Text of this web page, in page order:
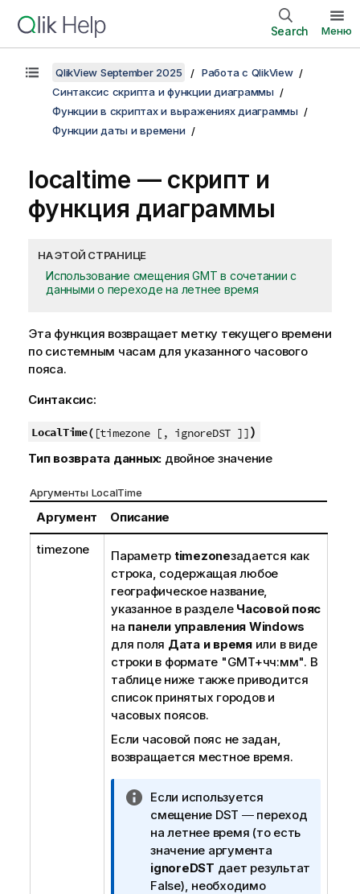
Search Меню
QlikView September 2025
Работа с QlikView
Синтаксис скрипта и функции диаграммы
Функции в скриптах и выражениях диаграммы
Функции даты и времени
localtime — скрипт и
функция диаграммы
НА ЭТОЙ СТРАНИЦЕ
Использование смещения GMT в сочетании с
данными о переходе на летнее время
Эта функция возвращает метку текущего времени
по системным часам для указанного часового
пояса.
Синтаксис:
LocalTime( [timezone [, ignoreDST ]])
Тип возврата данных: двойное значение
Аргументы LocalTime
Аргумент Описание
timezone Параметр timezoneзадается как
строка, содержащая любое
географическое название,
указанное в разделе Часовой пояс
на панели управления Windows
для поля Дата и времяили в виде
строки в формате "GMT+чч:мм". В
таблице ниже также приводится
список принятых городов и
часовых поясов.
Если часовой пояс не задан,
возвращается местное время.
П
р
и
м
е
ч
Если используется
смещение DST ― переход
на летнее время (то есть
значение аргумента
ignoreDST дает результат
False), необходимо